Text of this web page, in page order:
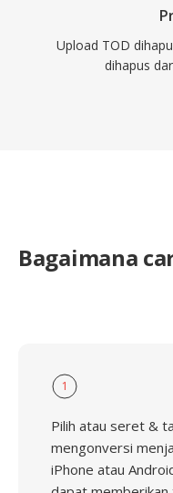
Upload TOD
dihapus
Bagaimana
1
Pilih atau seret &
mengonversi
iPhone atau